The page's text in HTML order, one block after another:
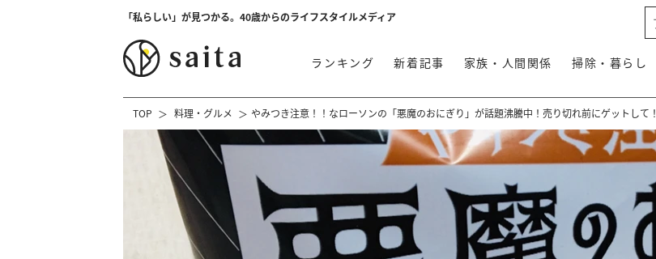
「私らしい」が見つかる。40歳からのライフスタイルメディア
ランキング 新着記事 家族・人間関係 掃除・暮らし
TOP 料理・グルメ やみつき注意！！なローソンの「悪魔のおにぎり」が話題沸騰中！売り切れ前にゲットして！